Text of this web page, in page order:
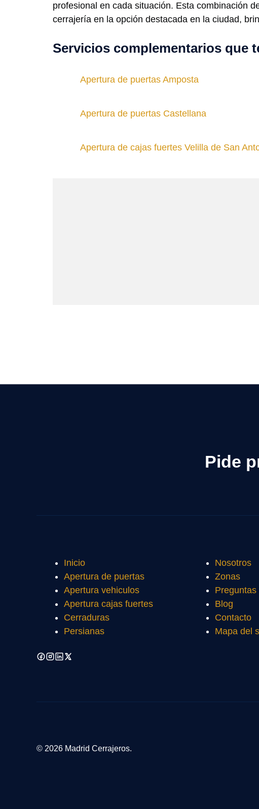
profesional en cada situación. Esta combinación
cerrajería en la opción destacada en la ciudad,
Servicios complementarios que
Apertura de puertas Amposta
Apertura de puertas Castellana
Apertura de cajas fuertes Velilla de San
Pide
Inicio
Apertura de puertas
Apertura vehiculos
Apertura cajas fuertes
Cerraduras
Persianas
Nosotros
Zonas
Blog
Contacto
Mapa del
© 2026 Madrid Cerrajeros.